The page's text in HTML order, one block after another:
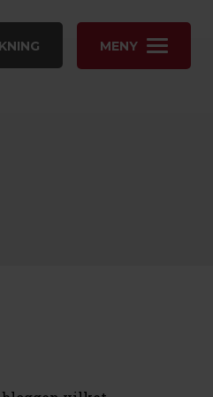
MENY